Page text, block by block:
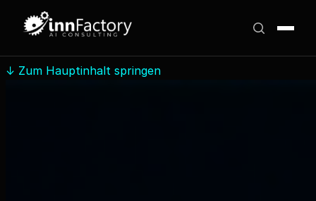
↓ Zum Hauptinhalt springen